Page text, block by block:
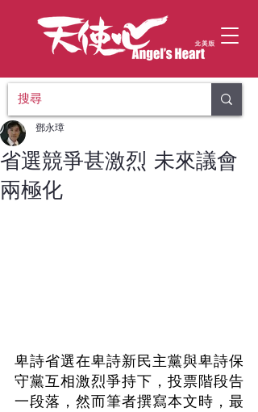
省選競爭甚激烈 未來議會
兩極化
鄧永璋
卑詩省選在卑詩新民主黨與卑詩保
守黨互相激烈爭持下，投票階段告
一段落，然而筆者撰寫本文時，最